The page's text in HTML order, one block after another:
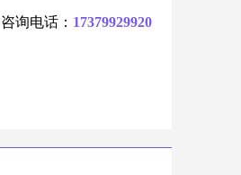
咨询电话： 17379929920